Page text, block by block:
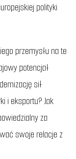
polityki
przemysłu na te
potencjał
sił
i eksportu? Jak
za
swoje relacje z